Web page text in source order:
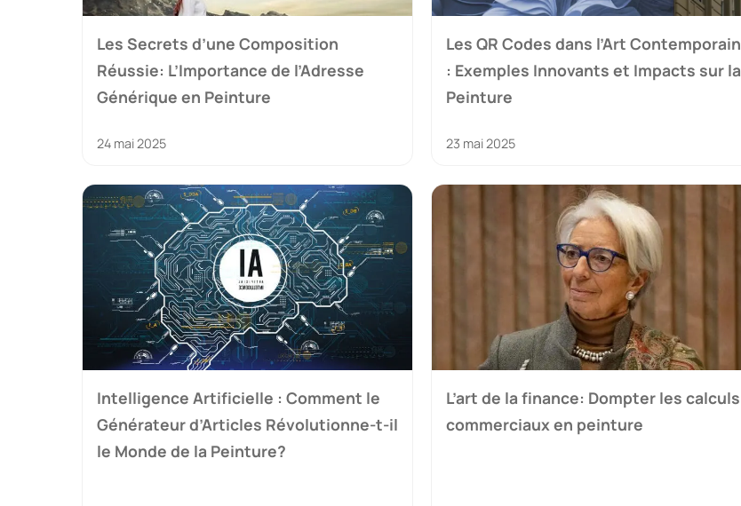
Les Secrets d’une Composition
Réussie: L’Importance de l’Adresse
Générique en Peinture
24 mai 2025
Les QR Codes dans l’Art Contemporain
: Exemples Innovants et Impacts sur la
Peinture
23 mai 2025
Intelligence Artificielle : Comment le
Générateur d’Articles Révolutionne-t-il
le Monde de la Peinture?
L’art de la finance: Dompter les calculs
commerciaux en peinture